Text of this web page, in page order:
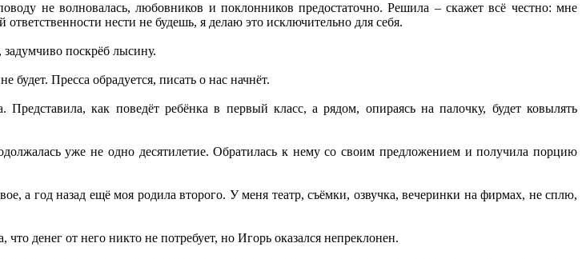
не волновалась, любовников и поклонников предостаточно. Решила – скажет всё честно: мне
нести не будешь, я делаю это исключительно для себя.
поскрёб лысину.
будет. Пресса обрадуется, писать о нас начнёт.
как поведёт ребёнка в первый класс, а рядом, опираясь на палочку, будет ковылять
уже не одно десятилетие. Обратилась к нему со своим предложением и получила порцию
а год назад ещё моя родила второго. У меня театр, съёмки, озвучка, вечеринки на фирмах, не сплю,
денег от него никто не потребует, но Игорь оказался непреклонен.